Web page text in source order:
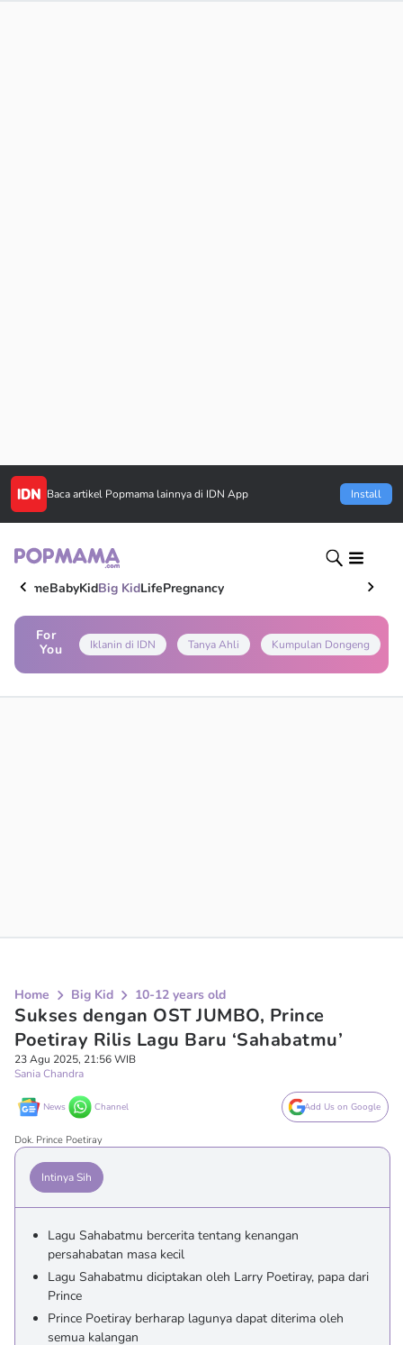
Baca artikel Popmama lainnya di IDN App Install
HomeBabyKidBig KidLifePregnancy
For
You
Iklanin di IDN Tanya Ahli Kumpulan Dongeng
Home Big Kid 10-12 years old
Sukses dengan OST JUMBO, Prince
Poetiray Rilis Lagu Baru ‘Sahabatmu’
23 Agu 2025, 21:56 WIB
Sania Chandra
News Channel Add Us on Google
Dok. Prince Poetiray
Intinya Sih
Lagu Sahabatmu bercerita tentang kenangan
persahabatan masa kecil
Lagu Sahabatmu diciptakan oleh Larry Poetiray, papa dari
Prince
Prince Poetiray berharap lagunya dapat diterima oleh
semua kalangan